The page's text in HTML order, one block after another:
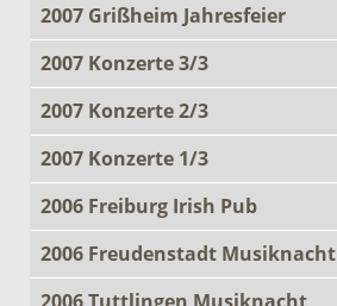
2007 Grißheim Jahresfeier
2007 Konzerte 3/3
2007 Konzerte 2/3
2007 Konzerte 1/3
2006 Freiburg Irish Pub
2006 Freudenstadt Musiknacht
2006 Tuttlingen Musiknacht